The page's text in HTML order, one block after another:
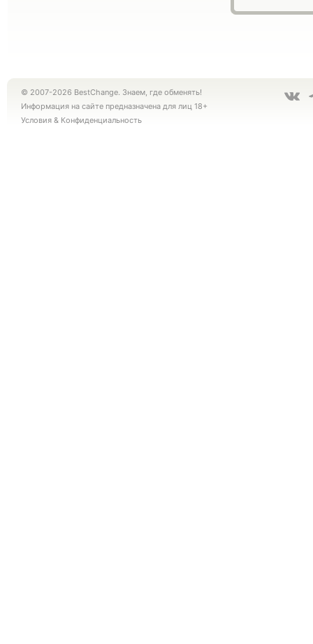
© 2007-2026 BestChange. Знаем, где обменять!
Информация на сайте предназначена для лиц 18+
Условия & Конфиденциальность